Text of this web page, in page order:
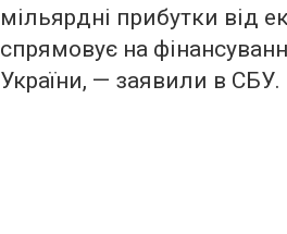
мільярдні прибутки від
спрямовує на
України, — заявили в СБУ.